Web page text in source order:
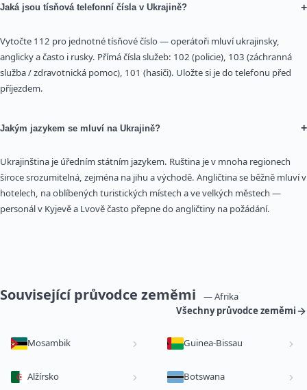
Jaká jsou tísňová telefonní čísla v Ukrajině? +
Vytočte 112 pro jednotné tísňové číslo — operátoři mluví ukrajinsky,
anglicky a často i rusky. Přímá čísla služeb: 102 (policie), 103 (záchranná
služba / zdravotnická pomoc), 101 (hasiči). Uložte si je do telefonu před
příjezdem.
Jakým jazykem se mluví na Ukrajině? +
Ukrajinština je úředním státním jazykem. Ruština je v mnoha regionech
široce srozumitelná, zejména na jihu a východě. Angličtina se běžně mluví v
hotelech, na oblíbených turistických místech a ve velkých městech —
personál v Kyjevě a Lvově často přepne do angličtiny na požádání.
Související průvodce zeměmi
— Afrika
Všechny průvodce zeměmi
Mosambik Guinea-Bissau
Alžírsko Botswana